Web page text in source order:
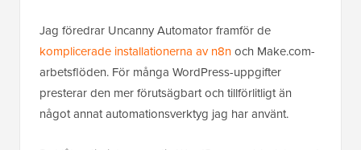
Jag föredrar Uncanny Automator framför de
komplicerade installationerna av n8noch Make.com-
arbetsflöden. För många WordPress-uppgifter
presterar den mer förutsägbart och tillförlitligt än
något annat automationsverktyg jag har använt.